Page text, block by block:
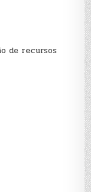
de recursos